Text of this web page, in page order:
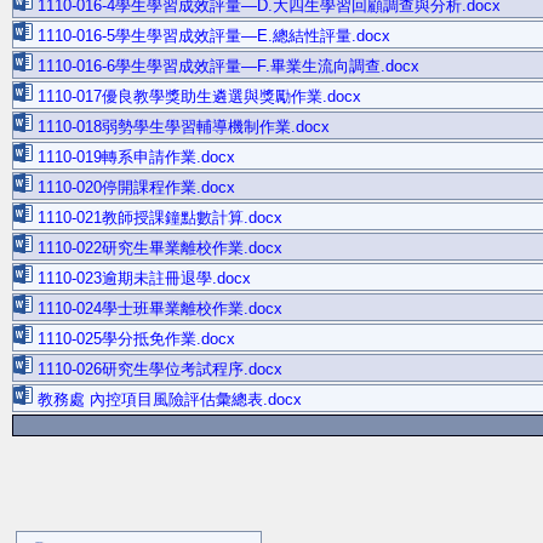
1110-016-4學生學習成效評量—D.大四生學習回顧調查與分析.docx
1110-016-5學生學習成效評量—E.總結性評量.docx
1110-016-6學生學習成效評量—F.畢業生流向調查.docx
1110-017優良教學獎助生遴選與獎勵作業.docx
1110-018弱勢學生學習輔導機制作業.docx
1110-019轉系申請作業.docx
1110-020停開課程作業.docx
1110-021教師授課鐘點數計算.docx
1110-022研究生畢業離校作業.docx
1110-023逾期未註冊退學.docx
1110-024學士班畢業離校作業.docx
1110-025學分抵免作業.docx
1110-026研究生學位考試程序.docx
教務處 內控項目風險評估彙總表.docx